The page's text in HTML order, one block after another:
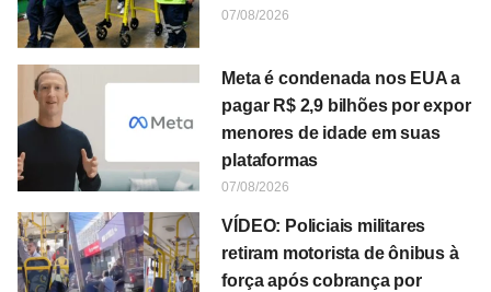
07/08/2026
Meta é condenada nos EUA a
pagar R$ 2,9 bilhões por expor
menores de idade em suas
plataformas
07/08/2026
VÍDEO: Policiais militares
retiram motorista de ônibus à
força após cobrança por